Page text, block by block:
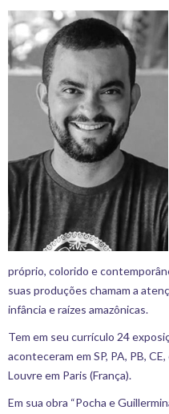
próprio, colorido e
suas produções chamam a
infância e raízes amazônicas.
Tem em seu currículo 24
aconteceram em SP, PA, PB,
Louvre em Paris (França).
Em sua obra “Pocha e